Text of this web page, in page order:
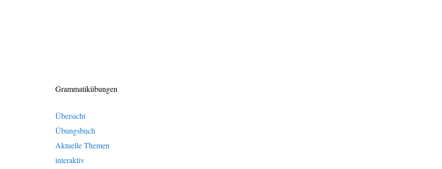
Grammatikübungen
Übersicht
Übungsbuch
Aktuelle Themen
interaktiv